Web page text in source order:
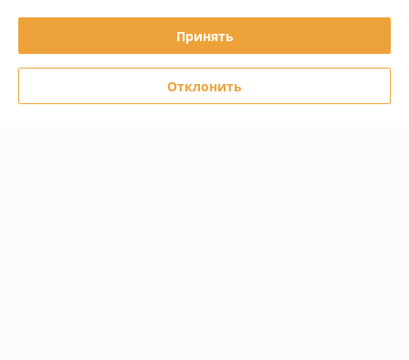
График работы
Принять
Отклонить